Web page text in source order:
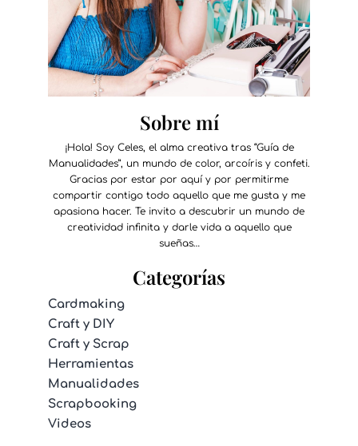
Sobre mí
¡Hola! Soy Celes, el alma creativa tras “Guía de
Manualidades”, un mundo de color, arcoíris y confeti.
Gracias por estar por aquí y por permitirme
compartir contigo todo aquello que me gusta y me
apasiona hacer. Te invito a descubrir un mundo de
creatividad infinita y darle vida a aquello que
sueñas…
Categorías
Cardmaking
Craft y DIY
Craft y Scrap
Herramientas
Manualidades
Scrapbooking
Videos